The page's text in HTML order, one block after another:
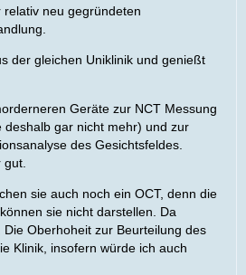
neu gegründeten
der gleichen Uniklinik und genießt
Geräte zur NCT Messung
deshalb gar nicht mehr) und zur
des Gesichtsfeldes.
sie auch noch ein OCT, denn die
sie nicht darstellen. Da
Oberhoheit zur Beurteilung des
Klinik, insofern würde ich auch